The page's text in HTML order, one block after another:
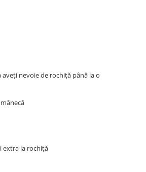
nevoie de rochiță până la o
la rochiță